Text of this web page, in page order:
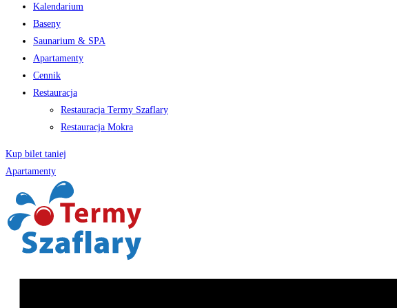
Kalendarium
Baseny
Saunarium & SPA
Apartamenty
Cennik
Restauracja
Restauracja Termy Szaflary
Restauracja Mokra
Kup bilet taniej
Apartamenty